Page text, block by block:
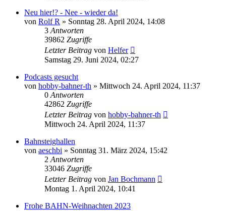
Neu hier!? - Nee - wieder da!
von Rolf R » Sonntag 28. April 2024, 14:08
3 Antworten
39862 Zugriffe
Letzter Beitrag von Helfer
Samstag 29. Juni 2024, 02:27
Podcasts gesucht
von hobby-bahner-th » Mittwoch 24. April 2024, 11:37
0 Antworten
42862 Zugriffe
Letzter Beitrag von hobby-bahner-th
Mittwoch 24. April 2024, 11:37
Bahnsteighallen
von aeschbi » Sonntag 31. März 2024, 15:42
2 Antworten
33046 Zugriffe
Letzter Beitrag von Jan Bochmann
Montag 1. April 2024, 10:41
Frohe BAHN-Weihnachten 2023